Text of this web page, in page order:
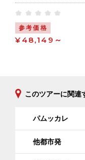
参考価格
¥48,149～
このツアーに関連
パムッカレ
他都市発